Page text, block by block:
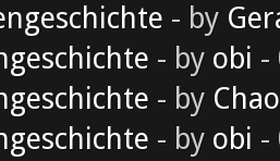
- by
- by obi -
- by
- by obi -